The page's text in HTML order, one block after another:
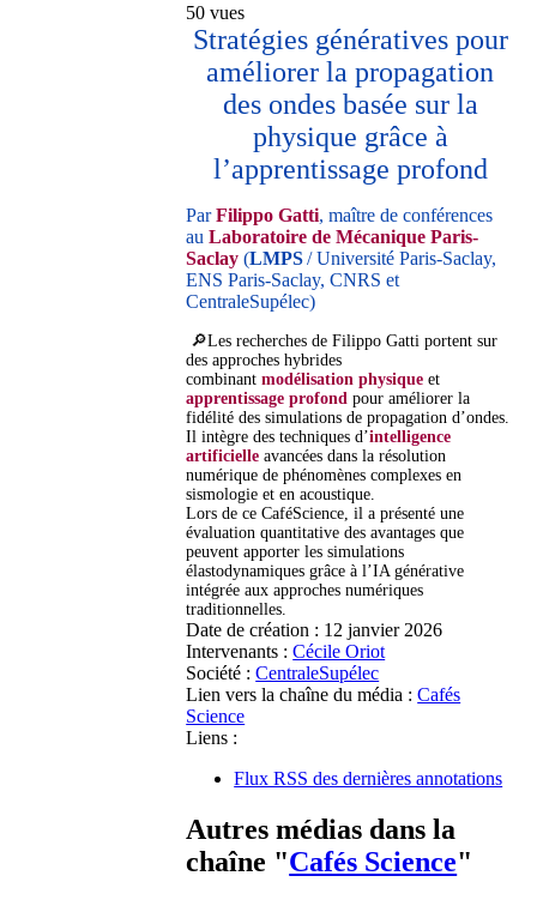
50 vues
Stratégies génératives pour
améliorer la propagation
des ondes basée sur la
physique grâce à
l’apprentissage profond
ParFilippo Gatti, maître de conférences
auLaboratoire de Mécanique Paris-
Saclay (LMPS/ Université Paris-Saclay,
ENS Paris-Saclay, CNRS et
CentraleSupélec)
🔎Les recherches de Filippo Gatti portent sur
des approches hybrides
combinantmodélisation physique et
apprentissage profond pour améliorer la
fidélité des simulations de propagation d’ondes.
Il intègre des techniques d’intelligence
artificielle avancées dans la résolution
numérique de phénomènes complexes en
sismologie et en acoustique.
Lors de ce CaféScience, il a présenté une
évaluation quantitative des avantages que
peuvent apporter les simulations
élastodynamiques grâce à l’IA générative
intégrée aux approches numériques
traditionnelles.
Date de création : 12 janvier 2026
Intervenants : Cécile Oriot
Société : CentraleSupélec
Lien vers la chaîne du média : Cafés
Science
Liens :
Flux RSS des dernières annotations
Autres médias dans la
chaîne "Cafés Science"